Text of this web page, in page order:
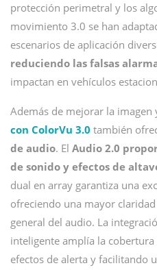
protección perimetral y los
movimiento 3.0 se han
escenarios de aplicación
reduciendo las falsas
impactan en vehículos
Además de mejorar la imagen
con ColorVu 3.0 también
de audio. El Audio 2.0
de sonido y efectos de
dual en array garantiza una
ofreciendo una mayor
general del audio. La
inteligente amplía la
efectos de alerta y facilitando